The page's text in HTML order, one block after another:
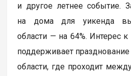
и другое летнее событие.
на дома для уикенда
области — на 64%. Интерес
поддерживает
области, где проходит